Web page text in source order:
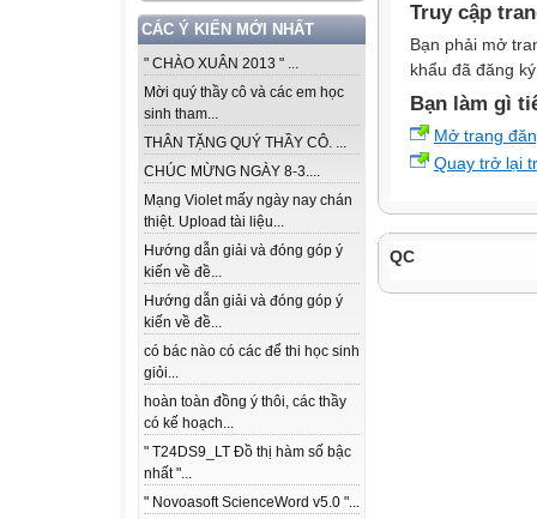
CÁC Ý KIẾN MỚI NHẤT
" CHÀO XUÂN 2013 " ...
Mời quý thầy cô và các em học
sinh tham...
THÂN TẶNG QUÝ THẦY CÔ. ...
CHÚC MỪNG NGÀY 8-3....
Mạng Violet mấy ngày nay chán
thiệt. Upload tài liệu...
Hướng dẫn giải và đóng góp ý
kiến về đề...
Hướng dẫn giải và đóng góp ý
kiến về đề...
có bác nào có các để thi học sinh
giỏi...
hoàn toàn đồng ý thôi, các thầy
có kế hoạch...
" T24DS9_LT Đồ thị hàm số bậc
nhất "...
" Novoasoft ScienceWord v5.0 "...
Truy cập
Bạn phải mở
khẩu đã đăng
Bạn làm gì
Mở trang
Quay trở lại
QC